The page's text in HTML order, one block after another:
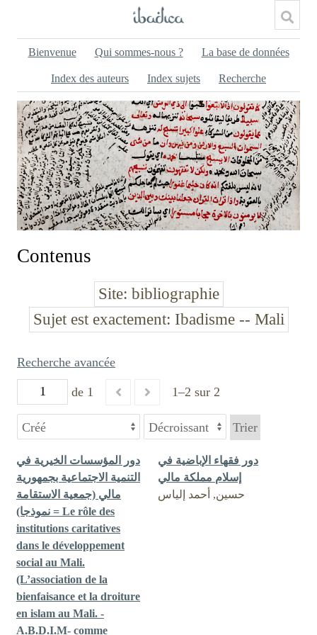
Bienvenue Qui sommes-nous ? La base de données
Index des auteurs Index sujets Recherche
Contenus
Site bibliographie
Sujet est exactement Ibadisme -- Mali
de 1 1–2 sur 2
Recherche avancée
Trier
دور المؤسسات الخيرية في
التنمية الاجتماعية بجمهورية
مالي (جمعية الاستقامة
نموذجا) = Le rôle des
institutions caritatives
dans le développement
social au Mali.
(L’association de la
bienfaisance et la droiture
en islam au Mali. -
A.B.D.I.M- comme
دور فقهاء الإباضية في
إسلام مملكة مالي
حسين, أحمد إلياس